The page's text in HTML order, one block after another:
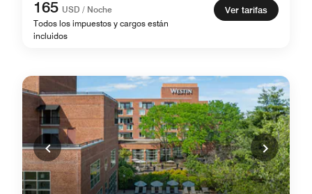
165 USD / Noche
Todos los impuestos y cargos están
incluidos
Ver tarifas